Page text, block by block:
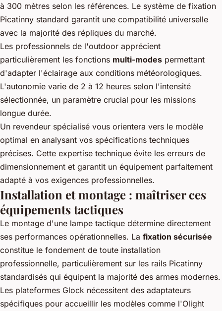
à 300 mètres selon les références. Le système de fixation
Picatinny standard garantit une compatibilité universelle
avec la majorité des répliques du marché.
Les professionnels de l'outdoor apprécient
particulièrement les fonctions multi-modes permettant
d'adapter l'éclairage aux conditions météorologiques.
L'autonomie varie de 2 à 12 heures selon l'intensité
sélectionnée, un paramètre crucial pour les missions
longue durée.
Un revendeur spécialisé vous orientera vers le modèle
optimal en analysant vos spécifications techniques
précises. Cette expertise technique évite les erreurs de
dimensionnement et garantit un équipement parfaitement
adapté à vos exigences professionnelles.
Installation et montage : maîtriser ces
équipements tactiques
Le montage d'une lampe tactique détermine directement
ses performances opérationnelles. La fixation sécurisée
constitue le fondement de toute installation
professionnelle, particulièrement sur les rails Picatinny
standardisés qui équipent la majorité des armes modernes.
Les plateformes Glock nécessitent des adaptateurs
spécifiques pour accueillir les modèles comme l'Olight